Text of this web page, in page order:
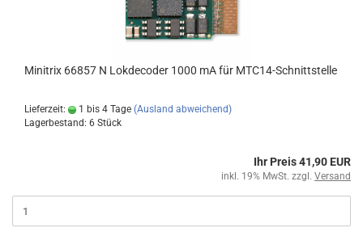
Minitrix 66857 N Lokdecoder 1000 mA für MTC14-Schnittstelle
Lieferzeit: 1 bis 4 Tage (Ausland abweichend)
Lagerbestand: 6 Stück
Ihr Preis 41,90 EUR
inkl. 19% MwSt. zzgl. Versand